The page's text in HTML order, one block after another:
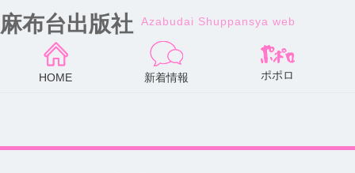
麻布台出版社 Azabudai Shuppansya web
HOME 新着情報 ポポロ